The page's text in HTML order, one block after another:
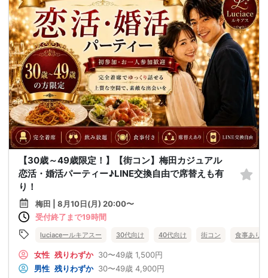
【30歳～49歳限定！】【街コン】梅田カジュアル
恋活・婚活パーティー♪LINE交換自由で席替えも有
り！
梅田 | 8月10日(月) 20:00〜
受付終了まで19時間
luciaceールキアスー 30代向け 40代向け 街コン 食事あり
女性 残りわずか 30〜49歳 1,500円
男性 残りわずか 30〜49歳 4,900円